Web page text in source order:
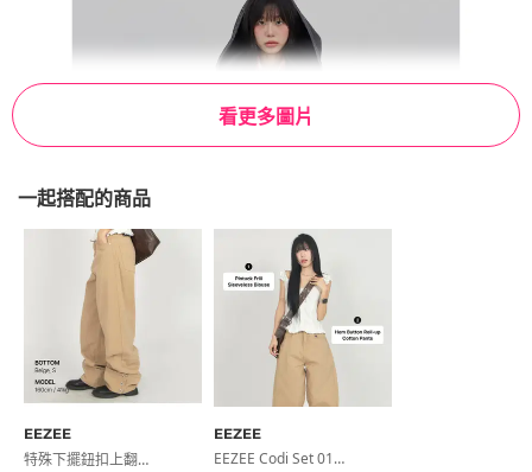
看更多圖片
一起搭配的商品
EEZEE
特殊下擺鈕扣上翻棉質卡其褲 PA096
EEZEE
EEZEE Codi Set 014 (BS002, PA096)